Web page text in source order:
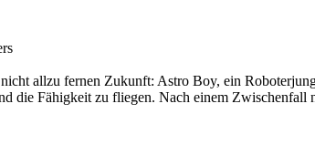
allzu fernen Zukunft: Astro Boy, ein
die Fähigkeit zu fliegen. Nach einem